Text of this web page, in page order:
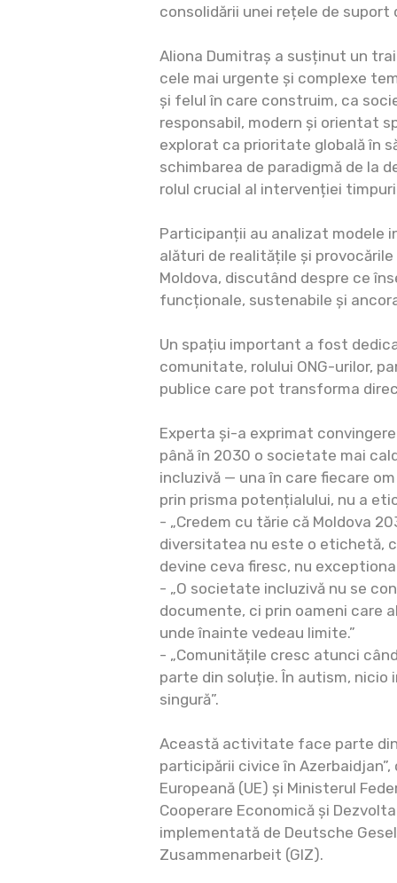
consolidării unei rețele de suport
Aliona Dumitraș a susținut un
cele mai urgente și complexe
și felul în care construim, ca
responsabil, modern și orientat
explorat ca prioritate globală în
schimbarea de paradigmă de la
rolul crucial al intervenției
Participanții au analizat modele
alături de realitățile și
Moldova, discutând despre ce
funcționale, sustenabile și
Un spațiu important a fost
comunitate, rolului ONG-urilor,
publice care pot transforma
Experta și-a exprimat
până în 2030 o societate mai
incluzivă — una în care fiecare
prin prisma potențialului, nu a
- „Credem cu tărie că Moldova
diversitatea nu este o etichetă,
devine ceva firesc, nu
- „O societate incluzivă nu se
documente, ci prin oameni care
unde înainte vedeau limite.”
- „Comunitățile cresc atunci
parte din soluție. În autism,
singură”.
Această activitate face parte
participării civice în
Europeană (UE) și Ministerul
Cooperare Economică și
implementată de Deutsche
Zusammenarbeit (GIZ).